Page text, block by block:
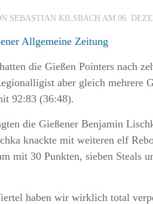
SEBASTIAN KILSBACH AM 06.
Allgemeine Zeitung
die Gießen Pointers nach
aber gleich mehrere
92:83 (36:48).
die Gießener Benjamin
knackte mit weiteren elf
mit 30 Punkten, sieben Steals
haben wir wirklich total